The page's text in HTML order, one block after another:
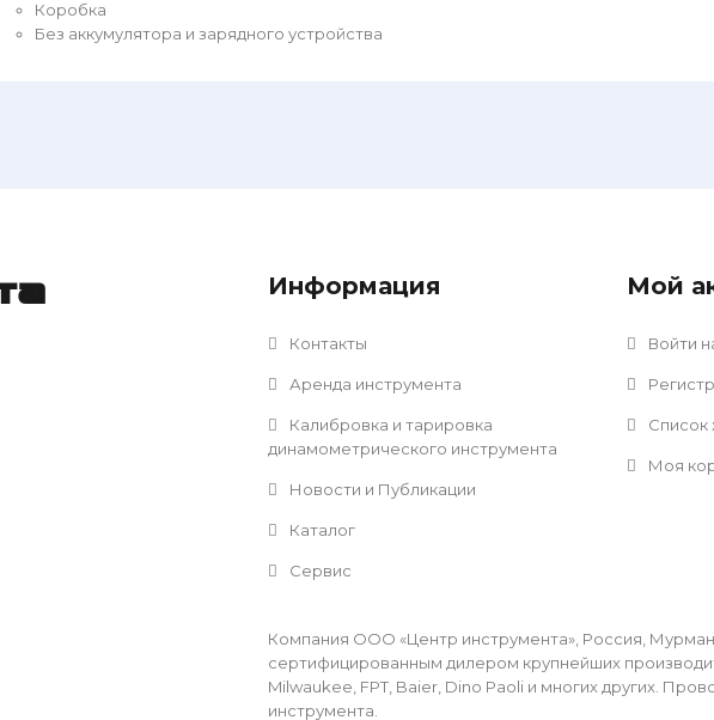
Коробка
Без аккумулятора и зарядного устройства
Информация
Контакты
Аренда инструмента
Калибровка и тарировка
динамометрического инструмента
Новости и Публикации
Каталог
Сервис
Мой
Войти
Список
Моя
Компания ООО «Центр инструмента», Россия,
сертифицированным дилером крупнейших
Milwaukee, FPT, Baier, Dino Paoli и многих других.
инструмента.